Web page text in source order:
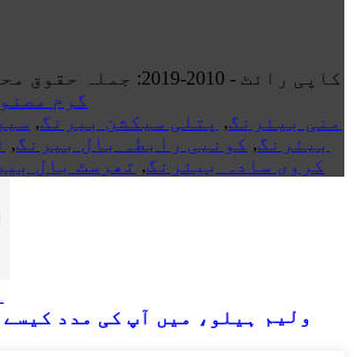
© کاپی رائٹ - 2010-2019: جملہ حقوق محفوظ ہیں۔
گرم
منی بیئرنگ, پتلی سیکشن بیرنگ,
بیئرنگ, کونیی رابطہ بال بیرنگ,
کروی سادہ بیئرنگ, تھرسٹ بال
ولیم